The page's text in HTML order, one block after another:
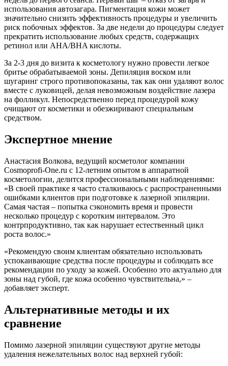
использования автозагара. Пигментация кожи может
значительно снизить эффективность процедуры и увеличить
риск побочных эффектов. За две недели до процедуры следует
прекратить использование любых средств, содержащих
ретинол или AHA/BHA кислоты.
За 2-3 дня до визита к косметологу нужно провести легкое
бритье обрабатываемой зоны. Депиляция воском или
шугаринг строго противопоказаны, так как они удаляют волос
вместе с луковицей, делая невозможным воздействие лазера
на фолликул. Непосредственно перед процедурой кожу
очищают от косметики и обезжиривают специальным
средством.
Экспертное мнение
Анастасия Волкова, ведущий косметолог компании
Cosmoprofi-One.ru с 12-летним опытом в аппаратной
косметологии, делится профессиональными наблюдениями:
«В своей практике я часто сталкиваюсь с распространенными
ошибками клиентов при подготовке к лазерной эпиляции.
Самая частая – попытка сэкономить время и провести
несколько процедур с коротким интервалом. Это
контрпродуктивно, так как нарушает естественный цикл
роста волос.»
«Рекомендую своим клиентам обязательно использовать
успокаивающие средства после процедуры и соблюдать все
рекомендации по уходу за кожей. Особенно это актуально для
зоны над губой, где кожа особенно чувствительна,» –
добавляет эксперт.
Альтернативные методы и их
сравнение
Помимо лазерной эпиляции существуют другие методы
удаления нежелательных волос над верхней губой: